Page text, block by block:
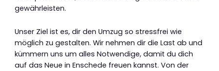
gewährleisten.
Unser Ziel ist es, dir den Umzug so stressfrei wie
möglich zu gestalten. Wir nehmen dir die Last ab und
kümmern uns um alles Notwendige, damit du dich
auf das Neue in Enschede freuen kannst. Von der